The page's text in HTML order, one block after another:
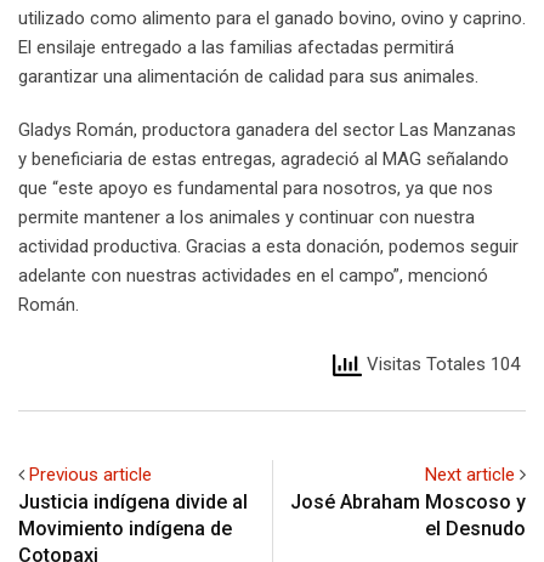
utilizado como alimento para el ganado bovino, ovino y caprino.
El ensilaje entregado a las familias afectadas permitirá
garantizar una alimentación de calidad para sus animales.
Gladys Román, productora ganadera del sector Las Manzanas
y beneficiaria de estas entregas, agradeció al MAG señalando
que “este apoyo es fundamental para nosotros, ya que nos
permite mantener a los animales y continuar con nuestra
actividad productiva. Gracias a esta donación, podemos seguir
adelante con nuestras actividades en el campo”, mencionó
Román.
Visitas Totales 104
Previous article
Justicia indígena divide al
Movimiento indígena de
Cotopaxi
Next article
José Abraham Moscoso y
el Desnudo